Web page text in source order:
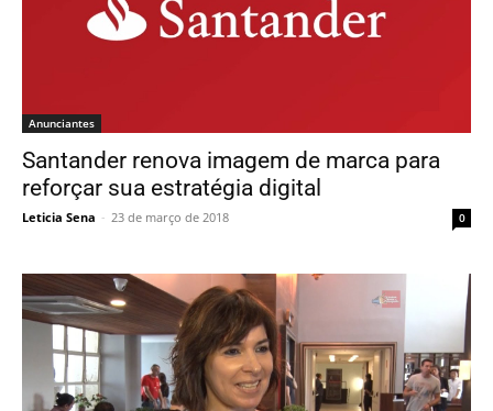
Anunciantes
Santander renova imagem de marca para
reforçar sua estratégia digital
Leticia Sena - 23 de março de 2018 0